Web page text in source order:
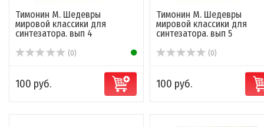
Тимонин М. Шедевры
мировой классики для
синтезатора. вып 4
(0)
100 руб.
Тимонин М. Шедевры
мировой классики для
синтезатора. вып 5
(0)
100 руб.